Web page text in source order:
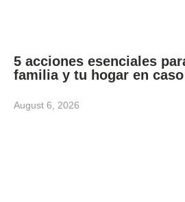
5 acciones esenciales
familia y tu hogar en
August 6, 2026